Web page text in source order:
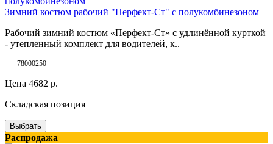
Зимний костюм рабочий "Перфект-Ст" с полукомбинезоном
Рабочий зимний костюм «Перфект-Ст» с удлинённой курткой
- утепленный комплект для водителей, к..
78000250
Цена 4682 р.
Складская позиция
Выбрать
Распродажа